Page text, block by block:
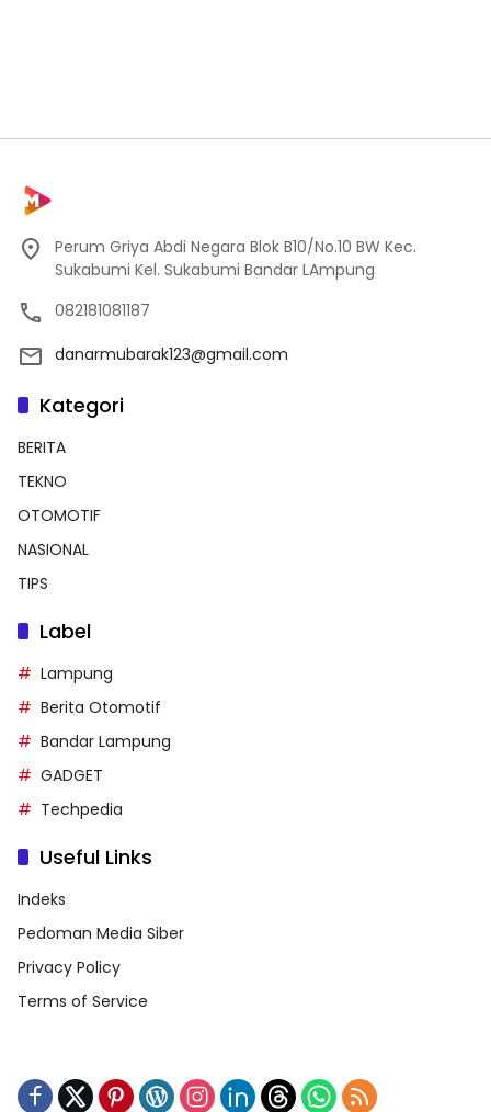
Perum Griya Abdi Negara Blok B10/No.10 BW Kec.
Sukabumi Kel. Sukabumi Bandar LAmpung
082181081187
danarmubarak123@gmail.com
Kategori
BERITA
TEKNO
OTOMOTIF
NASIONAL
TIPS
Label
Lampung
Berita Otomotif
Bandar Lampung
GADGET
Techpedia
Useful Links
Indeks
Pedoman Media Siber
Privacy Policy
Terms of Service